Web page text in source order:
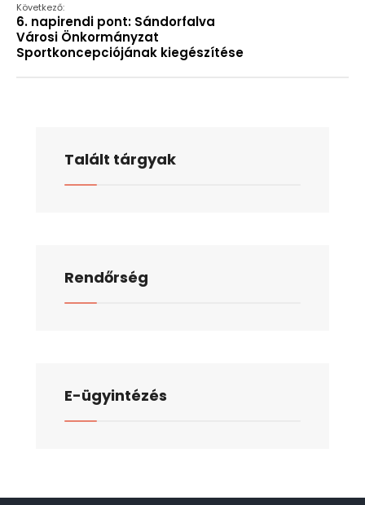
Következő:
6. napirendi pont: Sándorfalva
Városi Önkormányzat
Sportkoncepciójának kiegészítése
Talált tárgyak
Rendőrség
E-ügyintézés